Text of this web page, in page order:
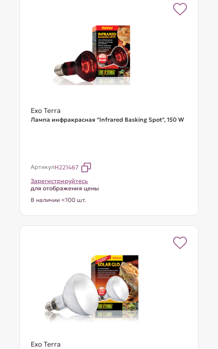
Exo Terra
Лампа инфракрасная "Infrared Basking Spot", 150 W
АртикулH221467
Зарегистрируйтесь
для отображения цены
В наличии <100 шт.
Exo Terra